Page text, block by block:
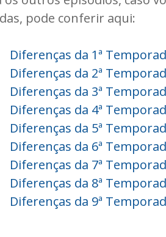
pode conferir aqui:
Diferenças da 1ª
Diferenças da 2ª
Diferenças da 3ª
Diferenças da 4ª
Diferenças da 5ª
Diferenças da 6ª
Diferenças da 7ª
Diferenças da 8ª
Diferenças da 9ª